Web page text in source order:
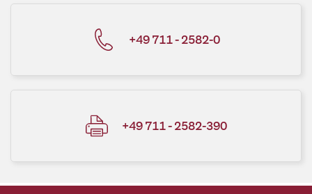
+49 711 - 2582-0
+49 711 - 2582-390